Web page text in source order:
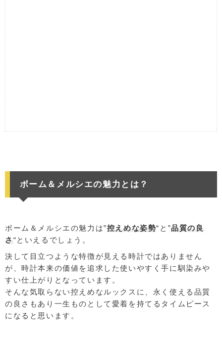
ボーム＆メルシエの魅力とは？
ボーム＆メルシエの魅力は”控えめな姿勢“と”品質の良
さ “といえるでしょう。
決して目立つような特徴が見える時計ではありません
が、時計本来の価値を追求した使いやすく手に馴染みや
すい仕上がりとなっています。
そんな気取らない控えめなルックスに、永く使える品質
の良さもあり一生ものとして愛着を持てるタイムピース
になると思います。